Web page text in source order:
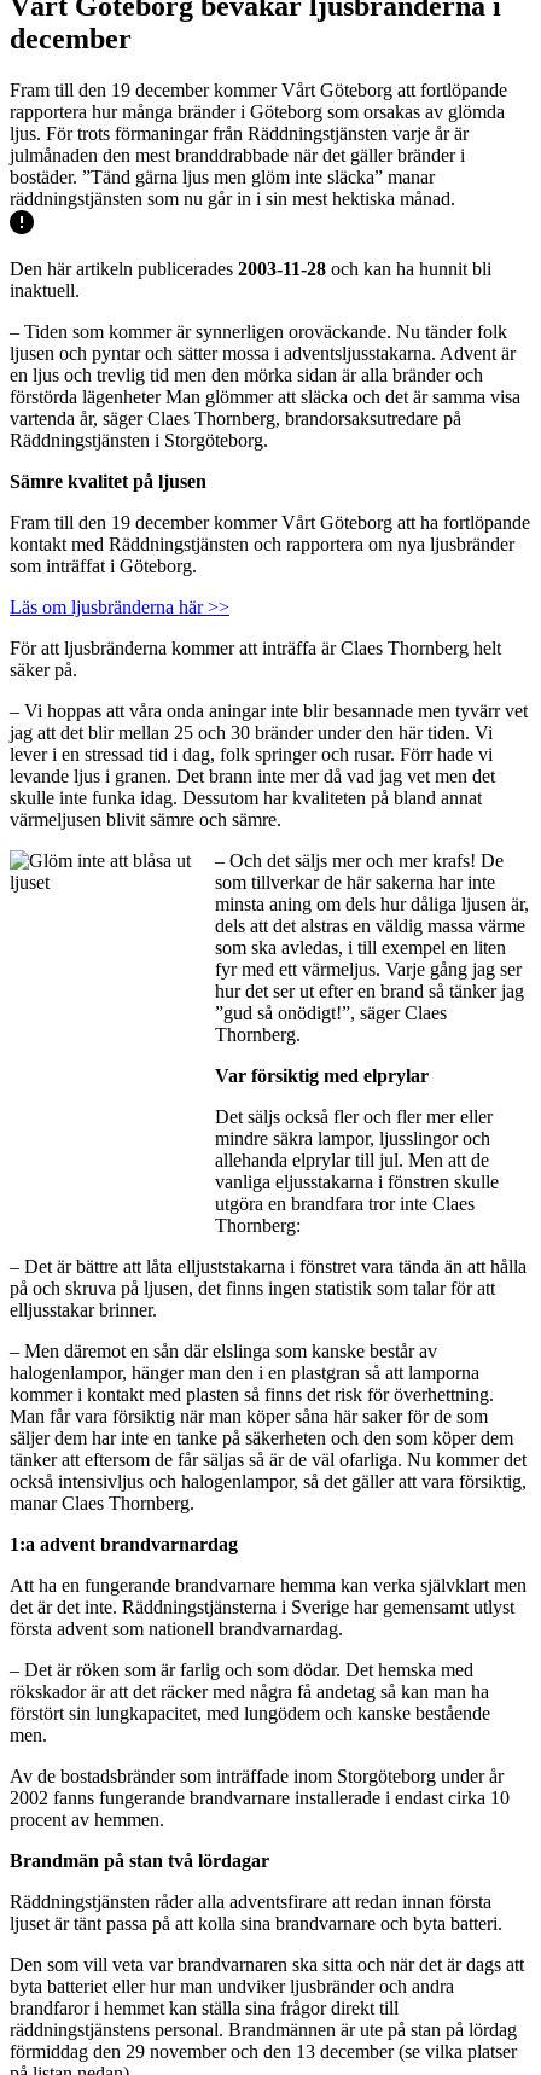
december
Fram till den 19 december kommer Vårt Göteborg att fortlöpande
rapportera hur många bränder i Göteborg som orsakas av glömda
ljus. För trots förmaningar från Räddningstjänsten varje år är
julmånaden den mest branddrabbade när det gäller bränder i
bostäder. ”Tänd gärna ljus men glöm inte släcka” manar
räddningstjänsten som nu går in i sin mest hektiska månad.
Den här artikeln publicerades 2003-11-28 och kan ha hunnit bli
inaktuell.
– Tiden som kommer är synnerligen oroväckande. Nu tänder folk
ljusen och pyntar och sätter mossa i adventsljusstakarna. Advent är
en ljus och trevlig tid men den mörka sidan är alla bränder och
förstörda lägenheter Man glömmer att släcka och det är samma visa
vartenda år, säger Claes Thornberg, brandorsaksutredare på
Räddningstjänsten i Storgöteborg.
Sämre kvalitet på ljusen
Fram till den 19 december kommer Vårt Göteborg att ha fortlöpande
kontakt med Räddningstjänsten och rapportera om nya ljusbränder
som inträffat i Göteborg.
Läs om ljusbränderna här >>
För att ljusbränderna kommer att inträffa är Claes Thornberg helt
säker på.
– Vi hoppas att våra onda aningar inte blir besannade men tyvärr vet
jag att det blir mellan 25 och 30 bränder under den här tiden. Vi
lever i en stressad tid i dag, folk springer och rusar. Förr hade vi
levande ljus i granen. Det brann inte mer då vad jag vet men det
skulle inte funka idag. Dessutom har kvaliteten på bland annat
värmeljusen blivit sämre och sämre.
– Och det säljs mer och mer krafs! De
som tillverkar de här sakerna har inte
minsta aning om dels hur dåliga ljusen är,
dels att det alstras en väldig massa värme
som ska avledas, i till exempel en liten
fyr med ett värmeljus. Varje gång jag ser
hur det ser ut efter en brand så tänker jag
”gud så onödigt!”, säger Claes
Thornberg.
Var försiktig med elprylar
Det säljs också fler och fler mer eller
mindre säkra lampor, ljusslingor och
allehanda elprylar till jul. Men att de
vanliga eljusstakarna i fönstren skulle
utgöra en brandfara tror inte Claes
Thornberg:
– Det är bättre att låta elljuststakarna i fönstret vara tända än att hålla
på och skruva på ljusen, det finns ingen statistik som talar för att
elljusstakar brinner.
– Men däremot en sån där elslinga som kanske består av
halogenlampor, hänger man den i en plastgran så att lamporna
kommer i kontakt med plasten så finns det risk för överhettning.
Man får vara försiktig när man köper såna här saker för de som
säljer dem har inte en tanke på säkerheten och den som köper dem
tänker att eftersom de får säljas så är de väl ofarliga. Nu kommer det
också intensivljus och halogenlampor, så det gäller att vara försiktig,
manar Claes Thornberg.
1:a advent brandvarnardag
Att ha en fungerande brandvarnare hemma kan verka självklart men
det är det inte. Räddningstjänsterna i Sverige har gemensamt utlyst
första advent som nationell brandvarnardag.
– Det är röken som är farlig och som dödar. Det hemska med
rökskador är att det räcker med några få andetag så kan man ha
förstört sin lungkapacitet, med lungödem och kanske bestående
men.
Av de bostadsbränder som inträffade inom Storgöteborg under år
2002 fanns fungerande brandvarnare installerade i endast cirka 10
procent av hemmen.
Brandmän på stan två lördagar
Räddningstjänsten råder alla adventsfirare att redan innan första
ljuset är tänt passa på att kolla sina brandvarnare och byta batteri.
Den som vill veta var brandvarnaren ska sitta och när det är dags att
byta batteriet eller hur man undviker ljusbränder och andra
brandfaror i hemmet kan ställa sina frågor direkt till
räddningstjänstens personal. Brandmännen är ute på stan på lördag
förmiddag den 29 november och den 13 december (se vilka platser